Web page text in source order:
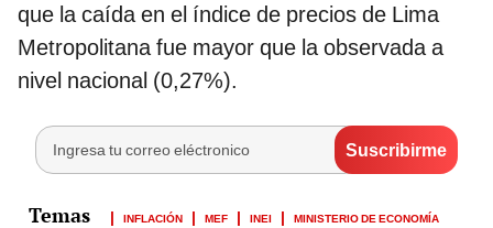
que la caída en el índice de precios de Lima
Metropolitana fue mayor que la observada a
nivel nacional (0,27%).
INFLACIÓN MEF INEI
MINISTERIO DE ECONOMÍA